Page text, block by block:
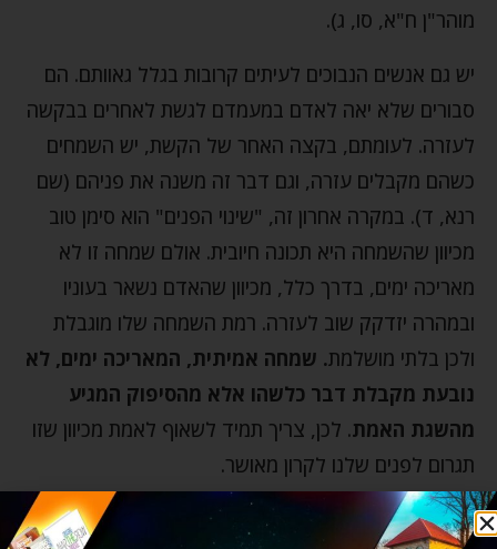
מוהר"ן ח"א, סו, ג).
יש גם אנשים הנבוכים לעיתים קרובות בגלל גאוותם. הם
סבורים שלא יאה לאדם במעמדם לגשת לאחרים בבקשה
לעזרה. לעומתם, בקצה האחר של הקשת, יש השמחים
כשהם מקבלים עזרה, וגם דבר זה משנה את פניהם (שם
רנא, ד). במקרה אחרון זה, "שינוי הפנים" הוא סימן טוב
מכיוון שהשמחה היא תכונה חיובית. אולם שמחה זו לא
מאריכה ימים, בדרך כלל, מכיוון שהאדם נשאר בעוניו
ובמהרה יזדקק שוב לעזרה. רמת השמחה שלו מוגבלת
ולכן בלתי מושלמת. שמחה אמיתית, המאריכה ימים, לא
נובעת מקבלת דבר כלשהו אלא מהסיפוק המגיע
מהשגת האמת. לכן, צריך תמיד לשאוף לאמת מכיוון שזו
תגרום לפנים שלנו לקרון מאושר.
וכך לימד רבי נחמן: על האדם לטהר את ארשת פניו כדי